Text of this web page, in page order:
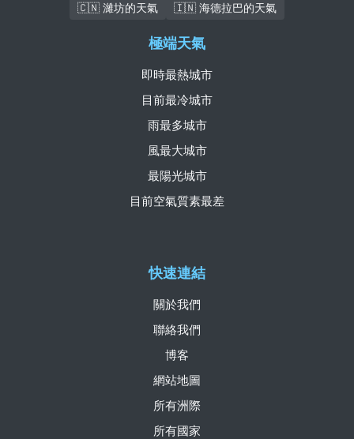
🇨🇳 濰坊的天氣
🇮🇳 海德拉巴的天氣
快速連結
關於我們
聯絡我們
博客
網站地圖
所有洲際
所有國家
極端天氣
即時最熱城市
目前最冷城市
雨最多城市
風最大城市
最陽光城市
目前空氣質素最差